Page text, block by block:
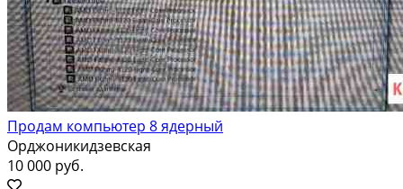
Продам компьютер 8 ядерный
Орджоникидзевская
10 000 руб.